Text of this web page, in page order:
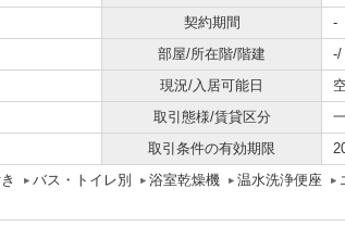
契約期間
-
部屋/所在階/階建
-/
現況/入居可能日
取引態様/賃貸区分
取引条件の有効期限
バス・トイレ別 浴室乾燥機 温水洗浄便座